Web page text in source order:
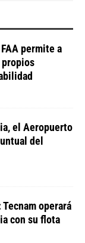
permite a
el Aeropuerto
del
operará
con su flota